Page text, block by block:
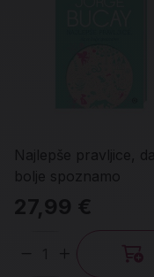
Najlepše pravljice,
bolje spoznamo
27,99 €
Količina